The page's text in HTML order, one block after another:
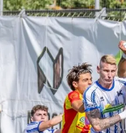
Politica
Attualità
Economia e